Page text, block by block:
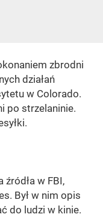
zbrodni
działań
w Colorado.
po strzelaninie.
źródła w FBI,
Był w nim opis
do ludzi w kinie.